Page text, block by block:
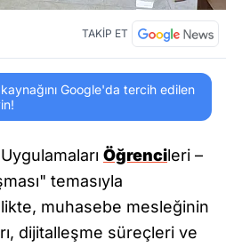
TAKİP ET
kaynağını Google'da tercih edilen
Öğrencileri –
temasıyla
muhasebe mesleğinin
dijitalleşme süreçleri ve